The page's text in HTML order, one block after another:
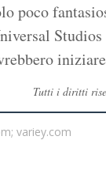
poco
Tutti i diritti
variey.com